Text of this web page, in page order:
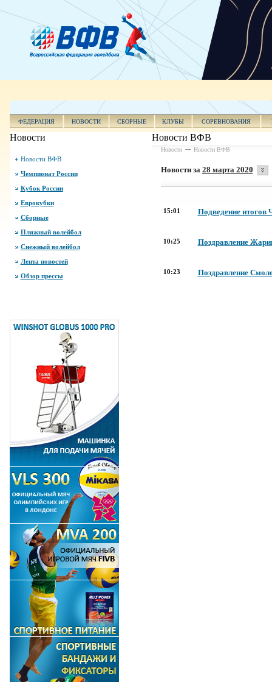
ФЕДЕРАЦИЯ НОВОСТИ СБОРНЫЕ КЛУБЫ СОРЕВНОВАНИЯ
Новости
Новости ВФВ
Чемпионат России
Кубок России
Еврокубки
Сборные
Пляжный волейбол
Снежный волейбол
Лента новостей
Обзор прессы
Новости ВФВ
Новости Новости ВФВ
Новости за 28 марта 2020
15:01 Подведение итогов
10:25 Поздравление
10:23 Поздравление